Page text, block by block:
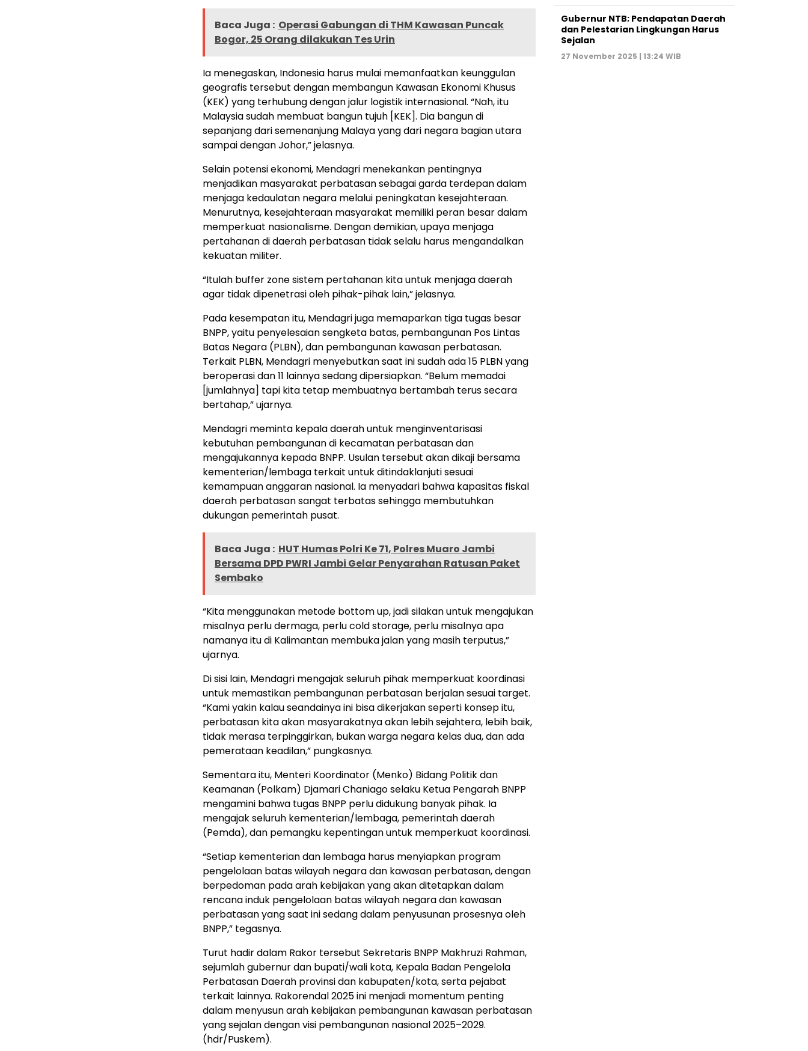
Baca Juga : Operasi Gabungan di THM Kawasan Puncak
Bogor, 25 Orang dilakukan Tes Urin
Ia menegaskan, Indonesia harus mulai memanfaatkan keunggulan
geografis tersebut dengan membangun Kawasan Ekonomi Khusus
(KEK) yang terhubung dengan jalur logistik internasional. “Nah, itu
Malaysia sudah membuat bangun tujuh [KEK]. Dia bangun di
sepanjang dari semenanjung Malaya yang dari negara bagian utara
sampai dengan Johor,” jelasnya.
Selain potensi ekonomi, Mendagri menekankan pentingnya
menjadikan masyarakat perbatasan sebagai garda terdepan dalam
menjaga kedaulatan negara melalui peningkatan kesejahteraan.
Menurutnya, kesejahteraan masyarakat memiliki peran besar dalam
memperkuat nasionalisme. Dengan demikian, upaya menjaga
pertahanan di daerah perbatasan tidak selalu harus mengandalkan
kekuatan militer.
“Itulah buffer zone sistem pertahanan kita untuk menjaga daerah
agar tidak dipenetrasi oleh pihak-pihak lain,” jelasnya.
Pada kesempatan itu, Mendagri juga memaparkan tiga tugas besar
BNPP, yaitu penyelesaian sengketa batas, pembangunan Pos Lintas
Batas Negara (PLBN), dan pembangunan kawasan perbatasan.
Terkait PLBN, Mendagri menyebutkan saat ini sudah ada 15 PLBN yang
beroperasi dan 11 lainnya sedang dipersiapkan. “Belum memadai
[jumlahnya] tapi kita tetap membuatnya bertambah terus secara
bertahap,” ujarnya.
Mendagri meminta kepala daerah untuk menginventarisasi
kebutuhan pembangunan di kecamatan perbatasan dan
mengajukannya kepada BNPP. Usulan tersebut akan dikaji bersama
kementerian/lembaga terkait untuk ditindaklanjuti sesuai
kemampuan anggaran nasional. Ia menyadari bahwa kapasitas fiskal
daerah perbatasan sangat terbatas sehingga membutuhkan
dukungan pemerintah pusat.
Baca Juga : HUT Humas Polri Ke 71, Polres Muaro Jambi
Bersama DPD PWRI Jambi Gelar Penyarahan Ratusan Paket
Sembako
“Kita menggunakan metode bottom up, jadi silakan untuk mengajukan
misalnya perlu dermaga, perlu cold storage, perlu misalnya apa
namanya itu di Kalimantan membuka jalan yang masih terputus,”
ujarnya.
Di sisi lain, Mendagri mengajak seluruh pihak memperkuat koordinasi
untuk memastikan pembangunan perbatasan berjalan sesuai target.
“Kami yakin kalau seandainya ini bisa dikerjakan seperti konsep itu,
perbatasan kita akan masyarakatnya akan lebih sejahtera, lebih baik,
tidak merasa terpinggirkan, bukan warga negara kelas dua, dan ada
pemerataan keadilan,” pungkasnya.
Sementara itu, Menteri Koordinator (Menko) Bidang Politik dan
Keamanan (Polkam) Djamari Chaniago selaku Ketua Pengarah BNPP
mengamini bahwa tugas BNPP perlu didukung banyak pihak. Ia
mengajak seluruh kementerian/lembaga, pemerintah daerah
(Pemda), dan pemangku kepentingan untuk memperkuat koordinasi.
“Setiap kementerian dan lembaga harus menyiapkan program
pengelolaan batas wilayah negara dan kawasan perbatasan, dengan
berpedoman pada arah kebijakan yang akan ditetapkan dalam
rencana induk pengelolaan batas wilayah negara dan kawasan
perbatasan yang saat ini sedang dalam penyusunan prosesnya oleh
BNPP,” tegasnya.
Turut hadir dalam Rakor tersebut Sekretaris BNPP Makhruzi Rahman,
sejumlah gubernur dan bupati/wali kota, Kepala Badan Pengelola
Perbatasan Daerah provinsi dan kabupaten/kota, serta pejabat
terkait lainnya. Rakorendal 2025 ini menjadi momentum penting
dalam menyusun arah kebijakan pembangunan kawasan perbatasan
yang sejalan dengan visi pembangunan nasional 2025–2029.
(hdr/Puskem).
Gubernur NTB; Pendapatan Daerah
dan Pelestarian Lingkungan Harus
Sejalan
27 November 2025 | 13:24 WIB